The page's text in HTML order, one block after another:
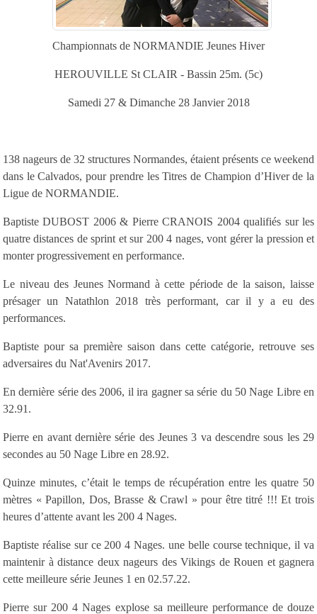
Championnats de NORMANDIE Jeunes Hiver
HEROUVILLE St CLAIR - Bassin 25m. (5c)
Samedi 27 & Dimanche 28 Janvier 2018
138 nageurs de 32 structures Normandes, étaient présents ce weekend
dans le Calvados, pour prendre les Titres de Champion d’Hiver de la
Ligue de NORMANDIE.
Baptiste DUBOST 2006 & Pierre CRANOIS 2004 qualifiés sur les
quatre distances de sprint et sur 200 4 nages, vont gérer la pression et
monter progressivement en performance.
Le niveau des Jeunes Normand à cette période de la saison, laisse
présager un Natathlon 2018 très performant, car il y a eu des
performances.
Baptiste pour sa première saison dans cette catégorie, retrouve ses
adversaires du Nat'Avenirs 2017.
En dernière série des 2006, il ira gagner sa série du 50 Nage Libre en
32.91.
Pierre en avant dernière série des Jeunes 3 va descendre sous les 29
secondes au 50 Nage Libre en 28.92.
Quinze minutes, c’était le temps de récupération entre les quatre 50
mètres « Papillon, Dos, Brasse & Crawl » pour être titré !!! Et trois
heures d’attente avant les 200 4 Nages.
Baptiste réalise sur ce 200 4 Nages. une belle course technique, il va
maintenir à distance deux nageurs des Vikings de Rouen et gagnera
cette meilleure série Jeunes 1 en 02.57.22.
Pierre sur 200 4 Nages explose sa meilleure performance de douze